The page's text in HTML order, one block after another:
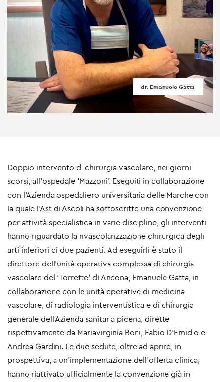
dr. Emanuele Gatta
Doppio intervento di chirurgia vascolare, nei giorni
scorsi, all’ospedale ‘Mazzoni’. Eseguiti in collaborazione
con l’Azienda ospedaliero universitaria delle Marche con
la quale l’Ast di Ascoli ha sottoscritto una convenzione
per attività specialistica in varie discipline, gli interventi
hanno riguardato la rivascolarizzazione chirurgica degli
arti inferiori di due pazienti. Ad eseguirli è stato il
direttore dell’unità operativa complessa di chirurgia
vascolare del ‘Torrette’ di Ancona, Emanuele Gatta, in
collaborazione con le unità operative di medicina
vascolare, di radiologia interventistica e di chirurgia
generale dell’Azienda sanitaria picena, dirette
rispettivamente da Mariavirginia Boni, Fabio D’Emidio e
Andrea Gardini. Le due sedute, oltre ad aprire, in
prospettiva, a un’implementazione dell’offerta clinica,
hanno riattivato ufficialmente la convenzione già in